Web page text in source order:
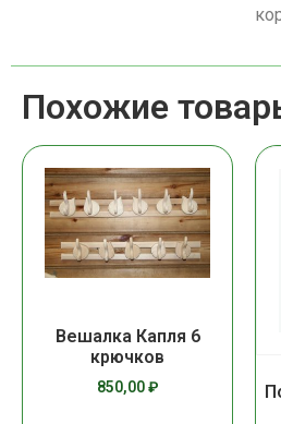
Похожие
Вешалка Капля 6
крючков
850,00₽